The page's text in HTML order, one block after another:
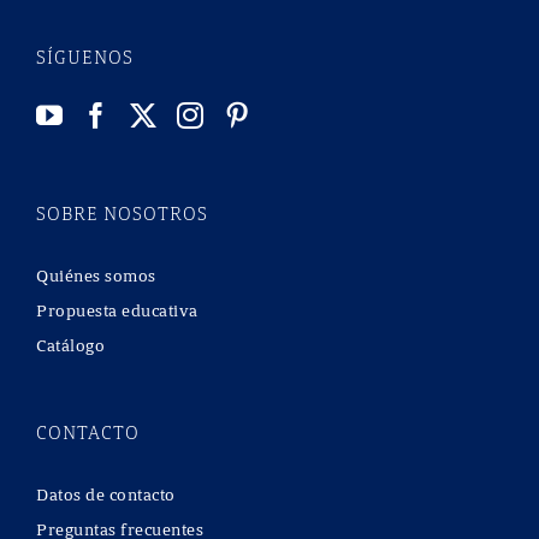
SÍGUENOS
SOBRE NOSOTROS
Quiénes somos
Propuesta educativa
Catálogo
CONTACTO
Datos de contacto
Preguntas frecuentes